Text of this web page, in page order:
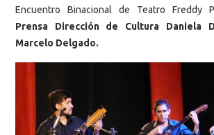
Encuentro Binacional de Teatro Freddy
Prensa Dirección de Cultura Daniela
Marcelo Delgado.